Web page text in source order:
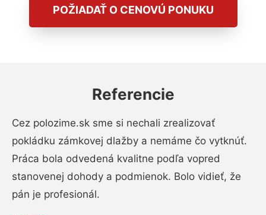
POŽIADAŤ O CENOVÚ PONUKU
Referencie
Cez polozime.sk sme si nechali zrealizovať
pokládku zámkovej dlažby a nemáme čo vytknúť.
Práca bola odvedená kvalitne podľa vopred
stanovenej dohody a podmienok. Bolo vidieť, že
pán je profesionál.